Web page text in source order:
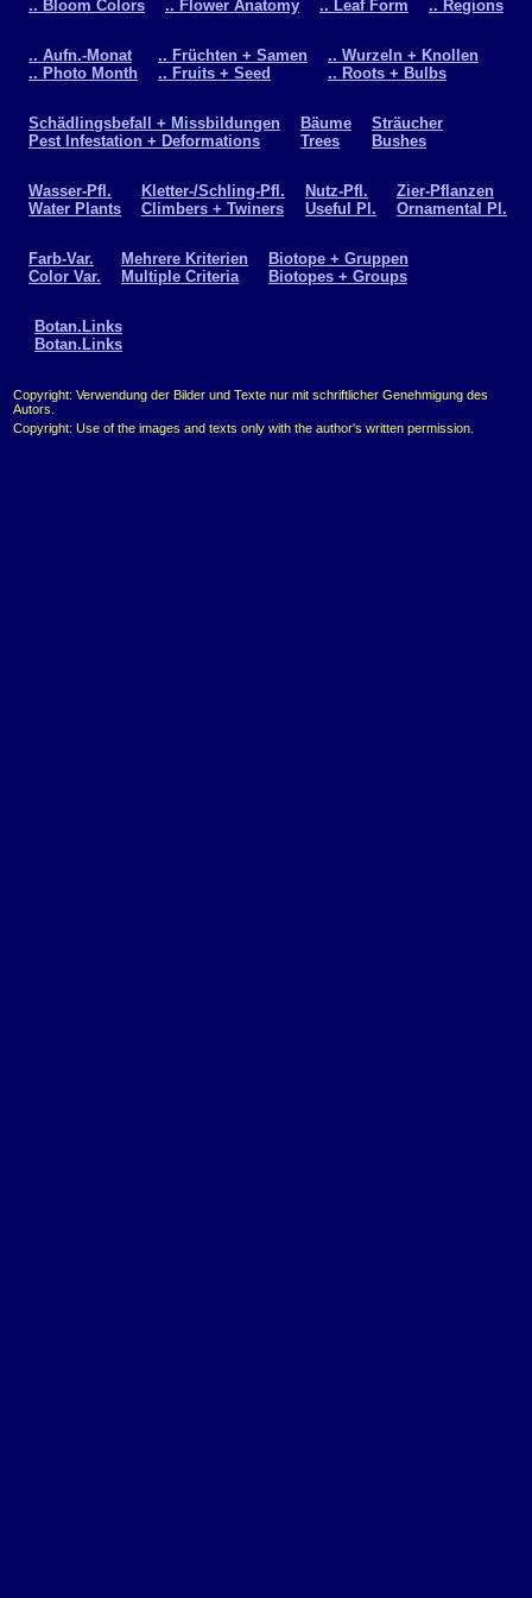
.. Bloom Colors .. Flower Anatomy .. Leaf Form .. Regions
.. Aufn.-Monat
.. Photo Month
.. Früchten + Samen
.. Fruits + Seed
.. Wurzeln + Knollen
.. Roots + Bulbs
Schädlingsbefall + Missbildungen
Pest Infestation + Deformations
Bäume
Trees
Sträucher
Bushes
Wasser-Pfl.
Water Plants
Kletter-/Schling-Pfl.
Climbers + Twiners
Nutz-Pfl.
Useful Pl.
Zier-Pflanzen
Ornamental Pl.
Farb-Var.
Color Var.
Mehrere Kriterien
Multiple Criteria
Biotope + Gruppen
Biotopes + Groups
Botan.Links
Botan.Links
Copyright: Verwendung der Bilder und Texte nur mit schriftlicher Genehmigung des
Autors.
Copyright: Use of the images and texts only with the author's written permission.